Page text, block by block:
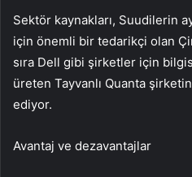
Sektör kaynakları, Suudilerin
için önemli bir tedarikçi olan
sıra Dell gibi şirketler için
üreten Tayvanlı Quanta
ediyor.
Avantaj ve dezavantajlar